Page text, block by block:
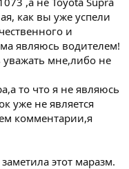
как вы уже успели
и
являюсь водителем!
мне,либо не
то что я не являюсь
уже не является
комментарии,я
этот маразм.